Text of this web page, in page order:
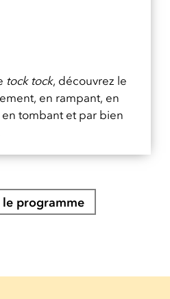
tock tock, découvrez le
en rampant, en
tombant et par bien
programme